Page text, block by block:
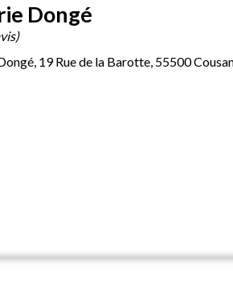
Dongé
19 Rue de la Barotte, 55500